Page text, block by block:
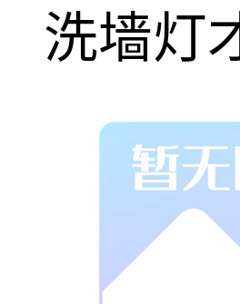
洗墙灯
胜任。
墙面还
的距离